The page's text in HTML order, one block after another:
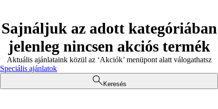
Sajnáljuk az adott kategóriában
jelenleg nincsen akciós termék
Aktuális ajánlataink közül az ‘Akciók’ menüpont alatt válogathatsz
Speciális ajánlatok
Keresés